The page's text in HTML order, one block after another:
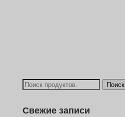
Искать: Поиск
Свежие записи